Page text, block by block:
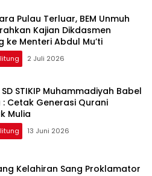
Pulau Terluar, BEM Unmuh
Kajian Dikdasmen
ke Menteri Abdul Mu’ti
2 Juli 2026
STIKIP Muhammadiyah Babel
: Cetak Generasi Qurani
13 Juni 2026
Kelahiran Sang Proklamator